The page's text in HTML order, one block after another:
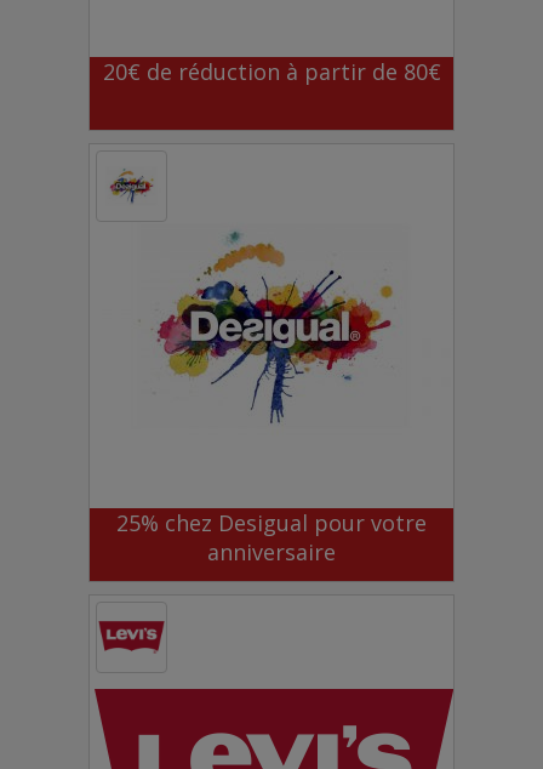
20€ de réduction à partir de 80€
25% chez Desigual pour votre
anniversaire